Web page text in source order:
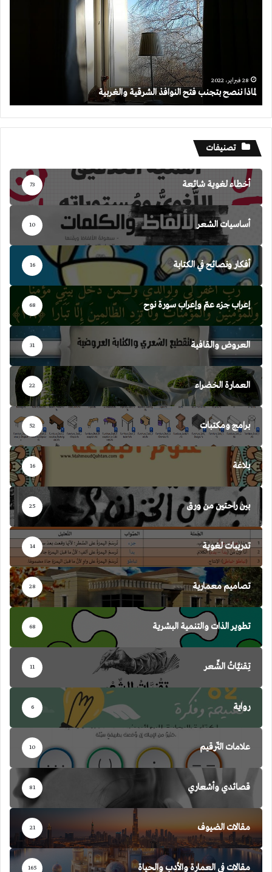
28 فبراير، 2022
لماذا ننصح بتجنب فتح النوافذ الشرقية والغربية
تصنيفات
أخطاء لغوية شائعة 73
أساسيات الشعر 10
أفكار ونصائح في الكتابة 16
إعراب جزء عمّ وإعراب سورة نوح 68
العروض والقافية 31
العمارة الخضراء 22
برامج ومكتبات 52
بلاغة 16
بين راحتين من ورق 25
تدريبات لغوية 14
تصاميم معمارية 28
تطوير الذات والتنمية البشرية 68
تِقنيَّاتُ الشِّعر 11
رواية 6
علامات التّرقيم 10
قصائدي وأشعاري 81
مقالات الضيوف 21
مقالات في العمارة والأدب والحياة 165